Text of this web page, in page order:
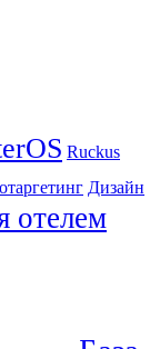
Ruckus
Дизайн
отелем